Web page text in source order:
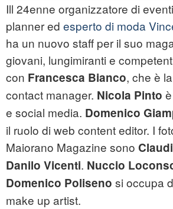
Ill 24enne organizzatore di
planner ed esperto di moda
ha un nuovo staff per il suo
giovani, lungimiranti e
con Francesca Bianco, che è
contact manager. Nicola Pinto
e social media. Domenico
il ruolo di web content editor. I
Maiorano Magazine sono
Danilo Vicenti. Nuccio
Domenico Poliseno si occupa
make up artist.